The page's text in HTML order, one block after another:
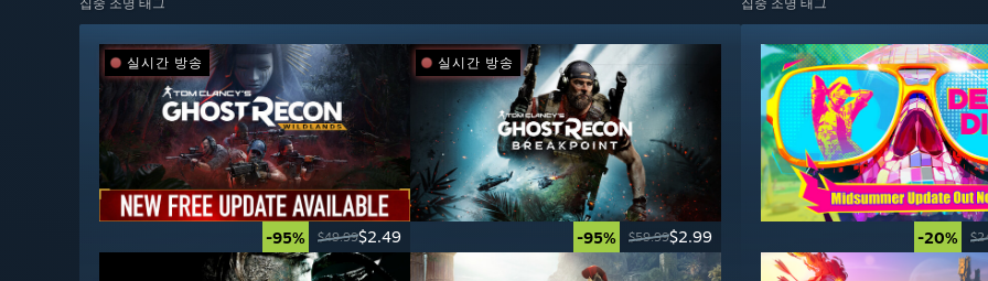
-95% $49.99$2.49
실시간 방송
-95% $59.99$2.99
실시간 방송
-20%